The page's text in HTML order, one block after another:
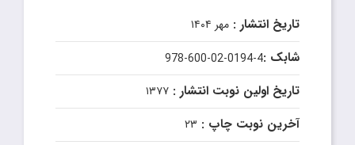
تاریخ انتشار : مهر ۱۴۰۴
شابک :978-600-02-0194-4
تاریخ اولین نوبت انتشار : ۱۳۷۷
آخرین نوبت چاپ : ۲۳